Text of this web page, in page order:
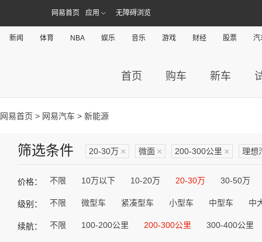
网易首页 应用 无障碍浏览
新闻 体育 NBA 娱乐 音乐 游戏 财经 股票 汽
首页 购车 新车
网易首页 > 网易汽车 > 新能源
筛选条件 20-30万 × 微面 × 200-300公里 × 理想
价格： 不限 10万以下 10-20万 20-30万 30-50万
级别： 不限 微型车 紧凑型车 小型车 中型车 中
续航： 不限 100-200公里 200-300公里 300-400公里